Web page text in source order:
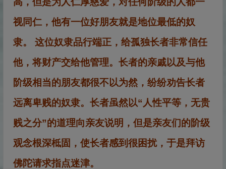
视同仁，他有一位好朋友就是地位最低的奴
隶。
这位奴隶品行端正，给孤独长者非常信任
他，将财产交给他管理。长者的亲戚以及与他
阶级相当的朋友都很不以为然，纷纷劝告长者
远离卑贱的奴隶。长者虽然以“人性平等，无贵
贱之分”的道理向亲友说明，但是亲友们的阶级
观念根深柢固，使长者感到很困扰，于是拜访
佛陀请求指点迷津。